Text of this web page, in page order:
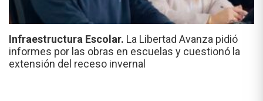
Infraestructura Escolar. La Libertad Avanza pidió
informes por las obras en escuelas y cuestionó la
extensión del receso invernal